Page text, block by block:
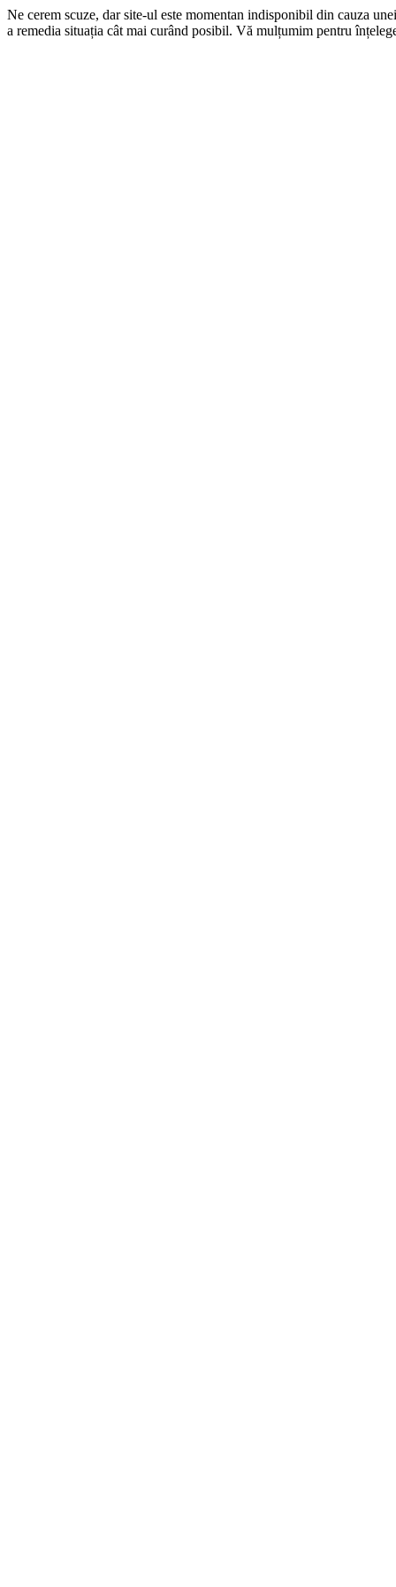
Ne cerem scuze, dar site-ul este momentan indisponibil din cauza
a remedia situația cât mai curând posibil. Vă mulțumim pentru